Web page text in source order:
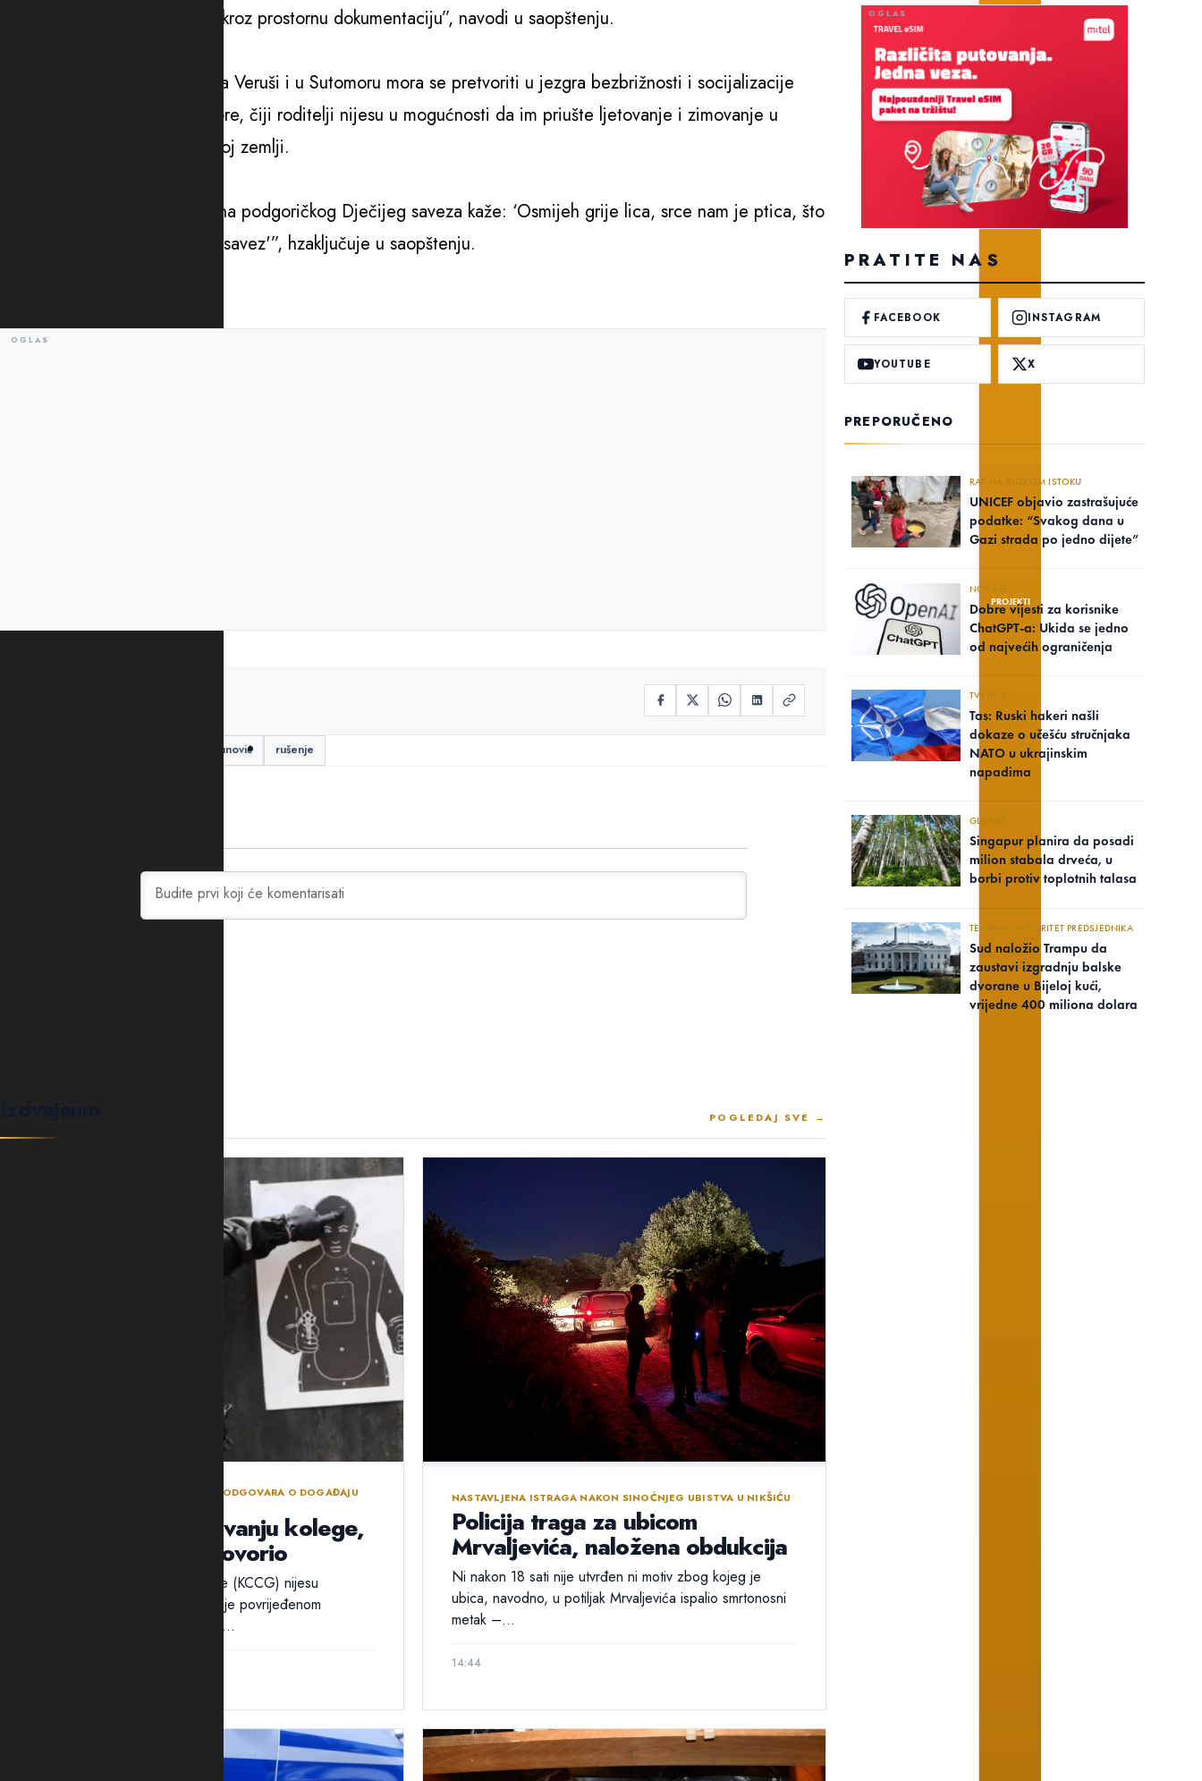
PROJEKTI
jasno bila upustila bivša vlast kroz prostornu dokumentaciju”, navodi u saopštenju.
Kako je dodao, odmarališta na Veruši i u Sutomoru mora se pretvoriti u jezgra bezbrižnosti i socijalizacije
djece iz Podgorice i Crne Gore, čiji roditelji nijesu u mogućnosti da im priušte ljetovanje i zimovanje u
skupim rizortima, čak ni u našoj zemlji.
“Jer kako, višedecenijska himna podgoričkog Dječijeg saveza kaže: ‘Osmijeh grije lica, srce nam je ptica, što
ne ljubi kavez, mi smo Dječji savez'”, hzaključuje u saopštenju.
Paunović rušenje
POGLEDAJ SVE →
BEZBJEDNOSNI SEKTOR DANIMA NE ODGOVARA O DOGAĐAJU
Policija ćuti o ranjavanju kolege,
ali traži ko je progovorio
Ni iz Kliničkog centra Crne Gore (KCCG) nijesu
odgovorili na pitanja Adrije da li je povrijeđenom
policajcu B.B. ukazivana pomoć...
NASTAVLJENA ISTRAGA NAKON SINOĆNJEG UBISTVA U NIKŠIĆU
Policija traga za ubicom
Mrvaljevića, naložena obdukcija
Ni nakon 18 sati nije utvrđen ni motiv zbog kojeg je
ubica, navodno, u potiljak Mrvaljevića ispalio smrtonosni
metak –...
14:44
PRATITE NAS
FACEBOOK INSTAGRAM
YOUTUBE X
PREPORUČENO
RAT NA BLISKOM ISTOKU
UNICEF objavio zastrašujuće
podatke: “Svakog dana u
Gazi strada po jedno dijete”
NOVINE
Dobre vijesti za korisnike
ChatGPT-a: Ukida se jedno
od najvećih ograničenja
TVRDNJE
Tas: Ruski hakeri našli
dokaze o učešću stručnjaka
NATO u ukrajinskim
napadima
GLOBUS
Singapur planira da posadi
milion stabala drveća, u
borbi protiv toplotnih talasa
TESTIRAN AUTORITET PREDSJEDNIKA
Sud naložio Trampu da
zaustavi izgradnju balske
dvorane u Bijeloj kući,
vrijedne 400 miliona dolara